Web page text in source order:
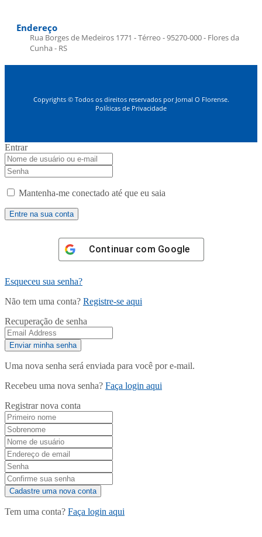
Endereço
Rua Borges de Medeiros 1771 - Térreo - 95270-000 - Flores da
Cunha - RS
Copyrights © Todos os direitos reservados por Jornal O Florense.
Políticas de Privacidade
Entrar
Mantenha-me conectado até que eu saia
Continuar com Google
Esqueceu sua senha?
Não tem uma conta? Registre-se aqui
Recuperação de senha
Uma nova senha será enviada para você por e-mail.
Recebeu uma nova senha? Faça login aqui
Registrar nova conta
Tem uma conta? Faça login aqui